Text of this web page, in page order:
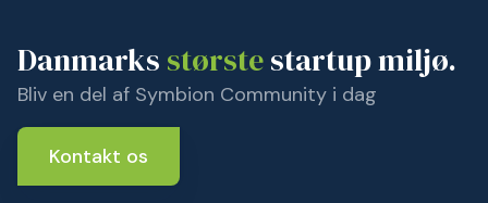
Danmarks størstestartup miljø.
Bliv en del af Symbion Community i dag
Kontakt os